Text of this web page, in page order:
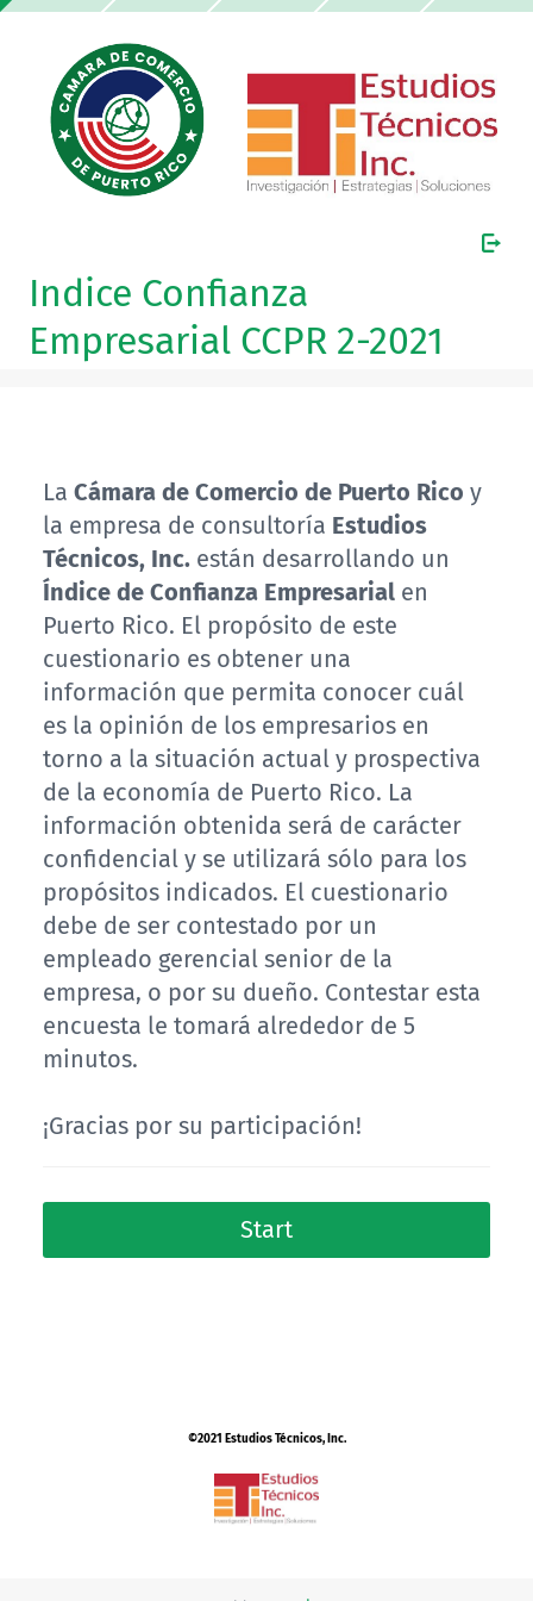
Indice Confianza
Empresarial CCPR 2-2021
La Cámara de Comercio de Puerto Rico y
la empresa de consultoría Estudios
Técnicos, Inc. están desarrollando un
Índice de Confianza Empresarial en
Puerto Rico. El propósito de este
cuestionario es obtener una
información que permita conocer cuál
es la opinión de los empresarios en
torno a la situación actual y prospectiva
de la economía de Puerto Rico. La
información obtenida será de carácter
confidencial y se utilizará sólo para los
propósitos indicados. El cuestionario
debe de ser contestado por un
empleado gerencial senior de la
empresa, o por su dueño. Contestar esta
encuesta le tomará alrededor de 5
minutos.
¡Gracias por su participación!
Start
©2021 Estudios Técnicos, Inc.